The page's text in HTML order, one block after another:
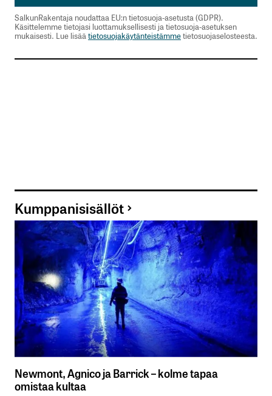
SalkunRakentaja noudattaa EU:n tietosuoja-asetusta (GDPR).
Käsittelemme tietojasi luottamuksellisesti ja tietosuoja-asetuksen
mukaisesti. Lue lisää tietosuojakäytänteistämmetietosuojaselosteesta.
Kumppanisisällöt
Newmont, Agnico ja Barrick – kolme tapaa
omistaa kultaa